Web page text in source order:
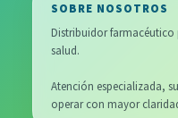
SOBRE NOSOTROS
Distribuidor farmacéutico
salud.
Atención especializada,
operar con mayor